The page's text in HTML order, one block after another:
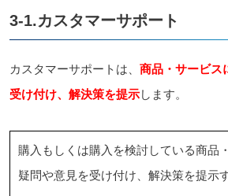
3-1.カスタマーサポート
カスタマーサポートは、 商品・サービス
受け付け、解決策を提示します。
購入もしくは購入を検討している商品
疑問や意見を受け付け、解決策を提示